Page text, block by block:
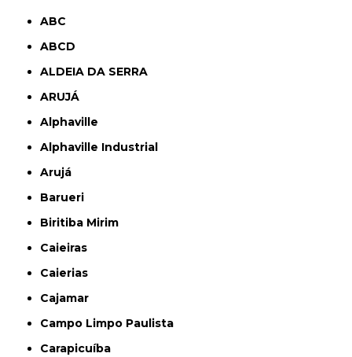
ABC
ABCD
ALDEIA DA SERRA
ARUJÁ
Alphaville
Alphaville Industrial
Arujá
Barueri
Biritiba Mirim
Caieiras
Caierias
Cajamar
Campo Limpo Paulista
Carapicuíba